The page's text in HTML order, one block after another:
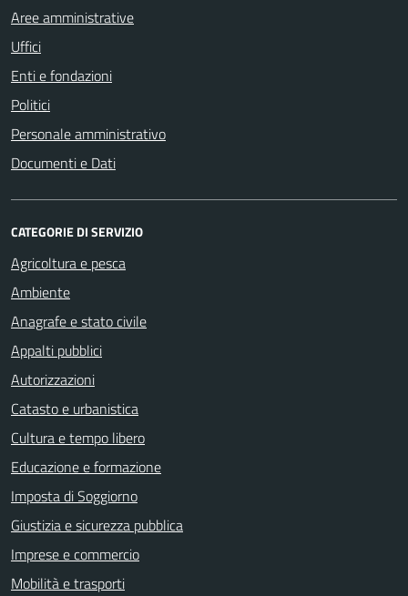
Aree amministrative
Uffici
Enti e fondazioni
Politici
Personale amministrativo
Documenti e Dati
CATEGORIE DI SERVIZIO
Agricoltura e pesca
Ambiente
Anagrafe e stato civile
Appalti pubblici
Autorizzazioni
Catasto e urbanistica
Cultura e tempo libero
Educazione e formazione
Imposta di Soggiorno
Giustizia e sicurezza pubblica
Imprese e commercio
Mobilità e trasporti